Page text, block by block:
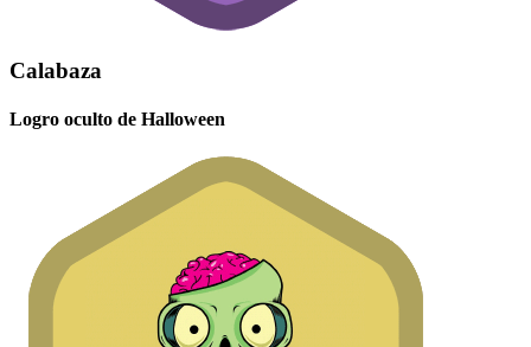
Calabaza
Logro oculto de Halloween